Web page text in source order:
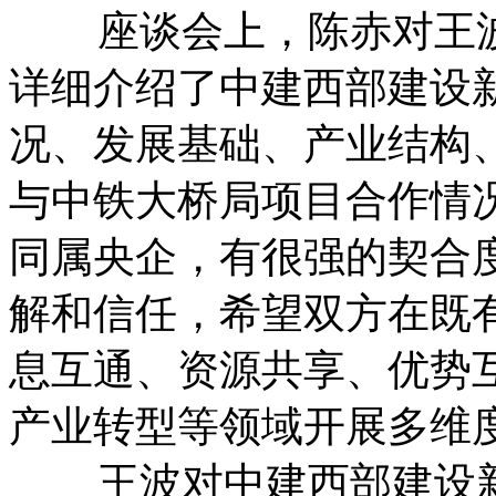
座谈会上，陈赤对王
详细介绍了中建西部建设
况、发展基础、产业结构
与中铁大桥局项目合作情
同属央企，有很强的契合
解和信任，希望双方在既
息互通、资源共享、优势
产业转型等领域开展多维
王波对中建西部建设